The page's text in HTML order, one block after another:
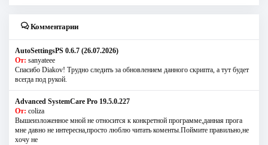
Комментарии
AutoSettingsPS 0.6.7 (26.07.2026)
От: sanyateee
Спасибо Diakov! Трудно следить за обновлением данного скрипта, а тут будет
всегда под рукой.
Advanced SystemCare Pro 19.5.0.227
От: coliza
Вышеизложенное мной не относится к конкретной программе,данная прога
мне давно не интересна,просто люблю читать коменты.Поймите правильно,не
хочу не